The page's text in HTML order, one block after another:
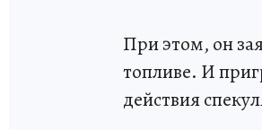
При этом, он
топливе. И
действия